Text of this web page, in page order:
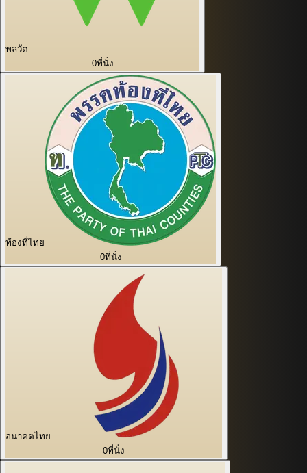
พลวัต
0ที่นั่ง
ท้องที่ไทย
0ที่นั่ง
อนาคตไทย
0ที่นั่ง